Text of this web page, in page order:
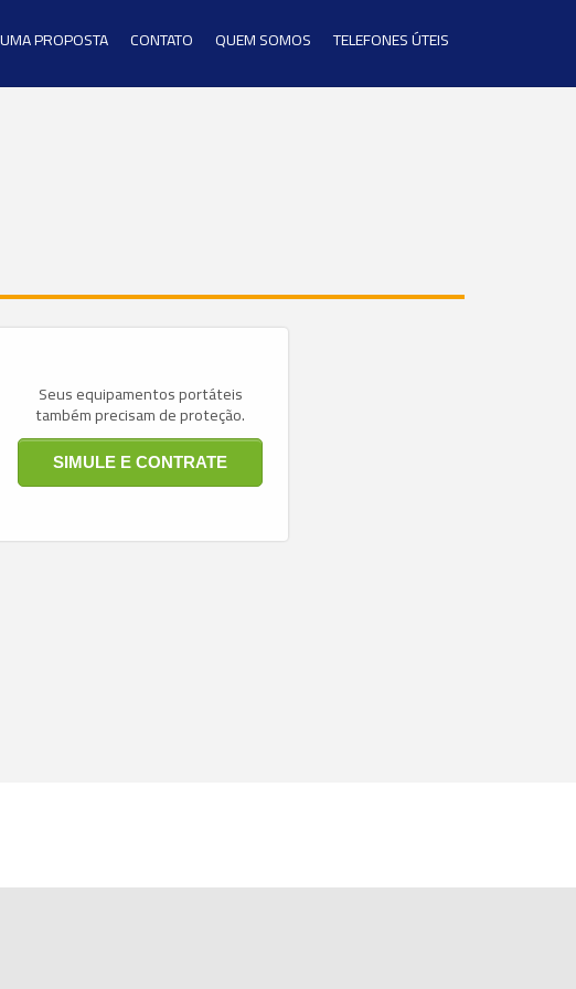
PROPOSTA CONTATO QUEM SOMOS TELEFONES ÚTEIS
Seus equipamentos portáteis
também precisam de proteção.
SIMULE E CONTRATE